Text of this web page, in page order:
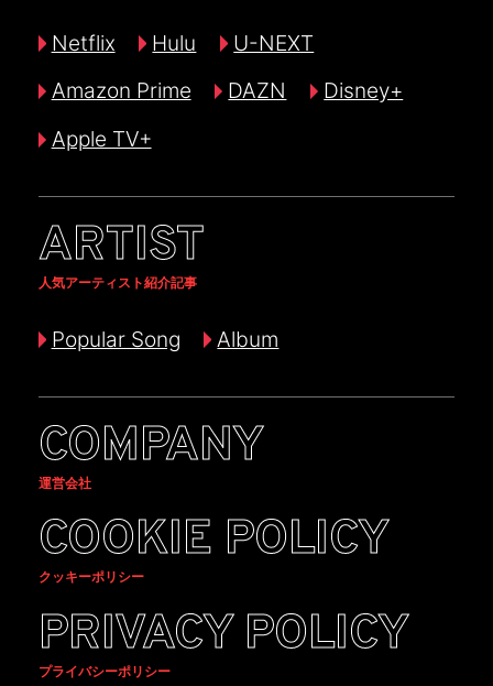
Netflix Hulu
U-NEXT
Amazon Prime
DAZN
Disney+
Apple TV+
ARTIST
人気アーティスト紹介記事
Popular Song Album
COMPANY
運営会社
COOKIE POLICY
クッキーポリシー
PRIVACY POLICY
プライバシーポリシー